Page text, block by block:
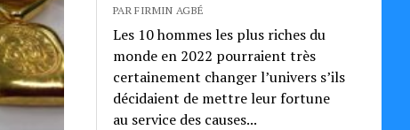
PAR FIRMIN AGBÉ
Les 10 hommes les plus riches du
monde en 2022 pourraient très
certainement changer l’univers s’ils
décidaient de mettre leur fortune
au service des causes...